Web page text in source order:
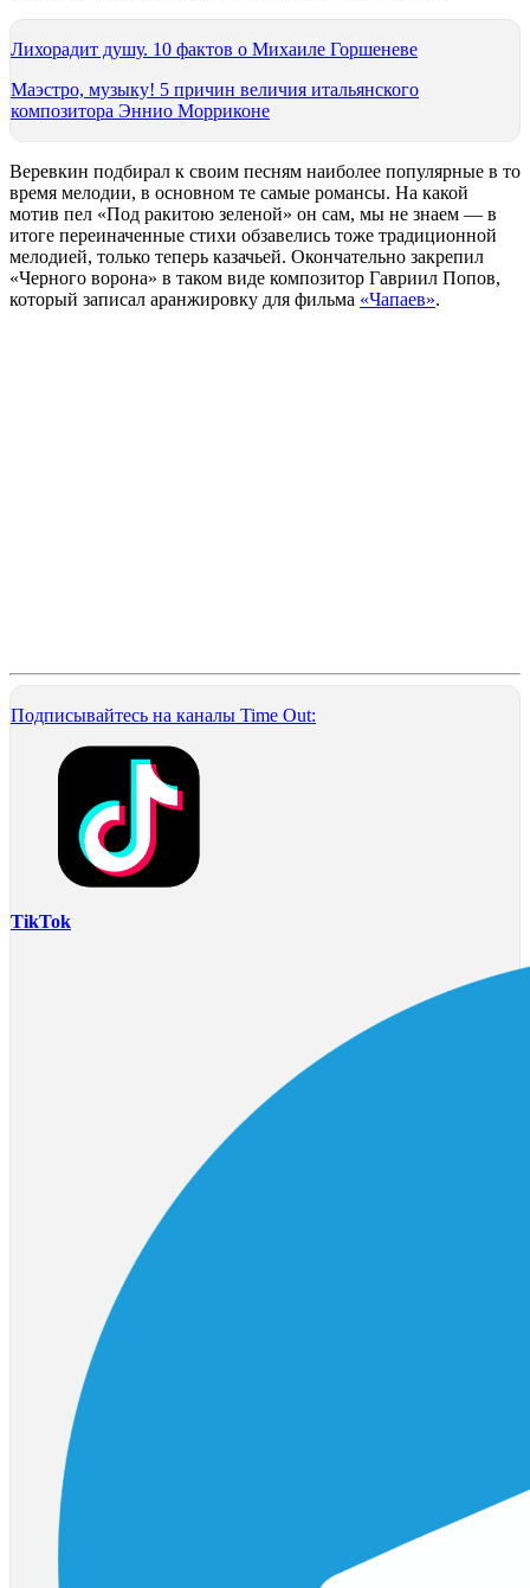
Лихорадит душу. 10 фактов о Михаиле Горшеневе
Маэстро, музыку! 5 причин величия итальянского
композитора Эннио Морриконе
Веревкин подбирал к своим песням наиболее популярные в то
время мелодии, в основном те самые романсы. На какой
мотив пел «Под ракитою зеленой» он сам, мы не знаем — в
итоге переиначенные стихи обзавелись тоже традиционной
мелодией, только теперь казачьей. Окончательно закрепил
«Черного ворона» в таком виде композитор Гавриил Попов,
который записал аранжировку для фильма «Чапаев».
Подписывайтесь на каналы Time Out:
TikTok